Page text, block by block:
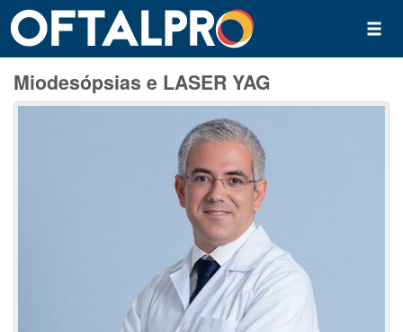
Miodesópsias e LASER YAG